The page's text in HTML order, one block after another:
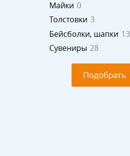
Майки 0
Толстовки 3
Бейсболки, шапки 13
Сувениры 28
Подобрать